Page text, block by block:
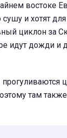
востоке
и хотят
циклон за
идут дожди
там